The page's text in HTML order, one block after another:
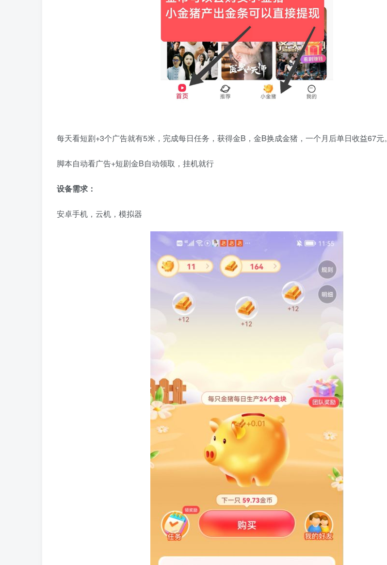
每天看短剧+3个广告就有5米，完成每日任务，获得金B，金B换成金猪，一个月后单日收益67元。
脚本自动看广告+短剧金B自动领取，挂机就行
设备需求：
安卓手机，云机，模拟器